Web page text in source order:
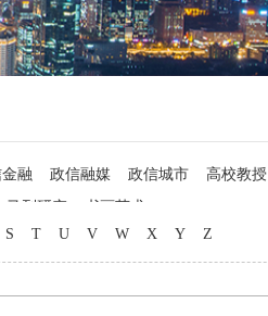
融 政信融媒 政信城市 高校教授
马列研究
书画艺术
S T U V W X Y Z